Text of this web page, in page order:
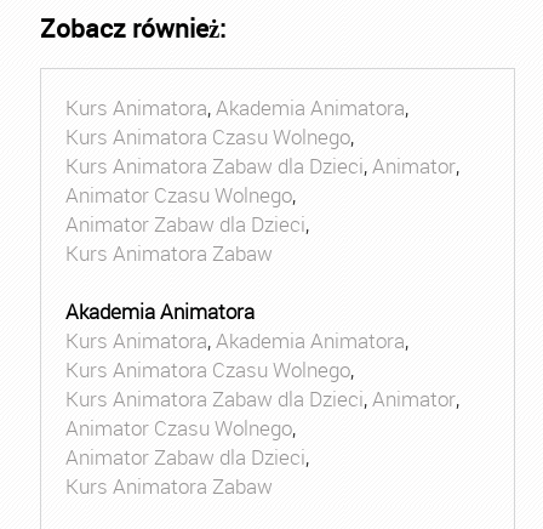
Zobacz również:
Kurs Animatora,Akademia Animatora,
Kurs Animatora Czasu Wolnego,
Kurs Animatora Zabaw dla Dzieci,Animator,
Animator Czasu Wolnego,
Animator Zabaw dla Dzieci,
Kurs Animatora Zabaw
Akademia Animatora
Kurs Animatora,Akademia Animatora,
Kurs Animatora Czasu Wolnego,
Kurs Animatora Zabaw dla Dzieci,Animator,
Animator Czasu Wolnego,
Animator Zabaw dla Dzieci,
Kurs Animatora Zabaw